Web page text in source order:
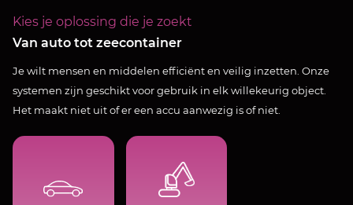
Kies je oplossing die je zoekt
Van auto tot zeecontainer
Je wilt mensen en middelen efficiënt en veilig inzetten. Onze
systemen zijn geschikt voor gebruik in elk willekeurig object.
Het maakt niet uit of er een accu aanwezig is of niet.
rapportage
Zicht op
en
bezetting​